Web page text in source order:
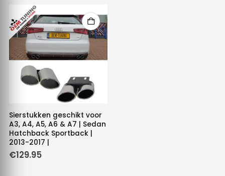
Sierstukken geschikt voor
A3, A4, A5, A6 & A7 | Sedan
Hatchback Sportback |
2013-2017 |
€129.95